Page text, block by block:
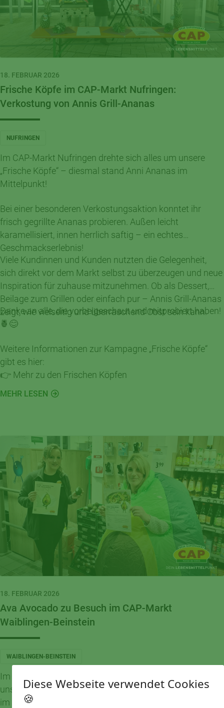
18. FEBRUAR 2026
Frische Köpfe im CAP-Markt Nufringen:
Verkostung von Annis Grill-Ananas
NUFRINGEN
Im CAP-Markt Nufringen drehte sich alles um unsere
„Frische Köpfe“ – diesmal stand Anni Ananas im
Mittelpunkt!
Bei einer besonderen Verkostungsaktion konntet ihr
frisch gegrillte Ananas probieren. Außen leicht
karamellisiert, innen herrlich saftig – ein echtes
Geschmackserlebnis!
Viele Kundinnen und Kunden nutzten die Gelegenheit,
sich direkt vor dem Markt selbst zu überzeugen und neue
Inspiration für zuhause mitzunehmen. Ob als Dessert,
Beilage zum Grillen oder einfach pur – Annis Grill-Ananas
zeigt, wie vielseitig und überraschend Obst sein kann.
Danke an alle, die vorbeigeschaut und mitprobiert haben!
🍍😊
Weitere Informationen zur Kampagne „Frische Köpfe“
gibt es hier:
👉 Mehr zu den Frischen Köpfen
MEHR LESEN
18. FEBRUAR 2026
Ava Avocado zu Besuch im CAP-Markt
Waiblingen-Beinstein
WAIBLINGEN-BEINSTEIN
Im CAP-Markt Waiblingen-Beinstein drehte sich alles um
unsere „Frische Köpfe“ – und diesmal stand Ava Avocado
im Mittelpunkt!
Diese Webseite verwendet Cookies
🍪